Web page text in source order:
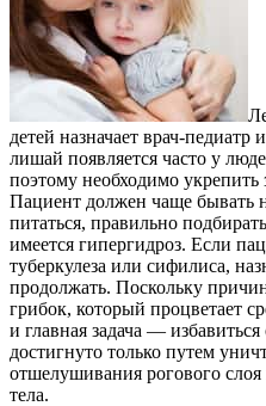
детей назначает врач-
лишай появляется часто у
поэтому необходимо
Пациент должен чаще бывать
питаться, правильно
имеется гипергидроз. Если
туберкулеза или сифилиса,
продолжать. Поскольку
грибок, который процветает
и главная задача —
достигнуто только путем
отшелушивания рогового
тела.